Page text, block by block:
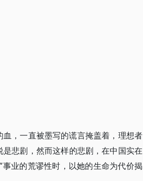
，一直被墨写的谎言掩盖着，理想者
悲剧，然而这样的悲剧，在中国实在
业的荒谬性时，以她的生命为代价揭